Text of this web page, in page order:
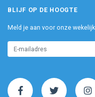
BLIJF OP DE HOOGTE
Meld je aan voor onze